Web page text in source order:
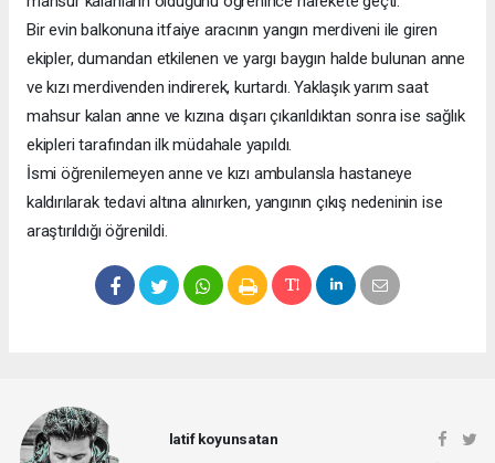
Bir evin balkonuna itfaiye aracının yangın merdiveni ile giren
ekipler, dumandan etkilenen ve yargı baygın halde bulunan anne
ve kızı merdivenden indirerek, kurtardı. Yaklaşık yarım saat
mahsur kalan anne ve kızına dışarı çıkarıldıktan sonra ise sağlık
ekipleri tarafından ilk müdahale yapıldı.
İsmi öğrenilemeyen anne ve kızı ambulansla hastaneye
kaldırılarak tedavi altına alınırken, yangının çıkış nedeninin ise
araştırıldığı öğrenildi.
latif koyunsatan